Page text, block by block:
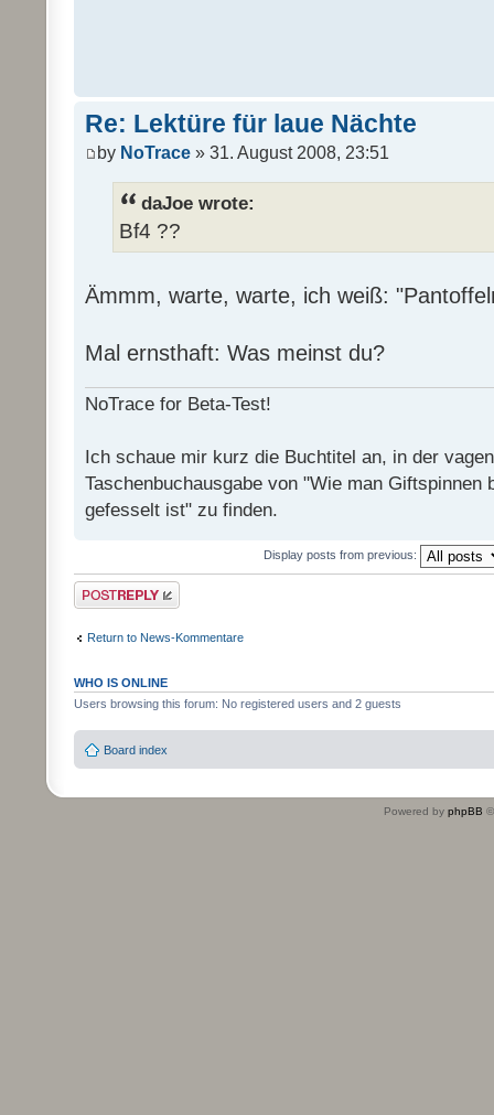
Re: Lektüre für laue Nächte
by NoTrace » 31. August 2008, 23:51
daJoe wrote:
Bf4 ??
Ämmm, warte, warte, ich weiß:
Mal ernsthaft: Was meinst du?
NoTrace for Beta-Test!
Ich schaue mir kurz die Buchtitel an, in der
Taschenbuchausgabe von "Wie man Giftspinnen
gefesselt ist" zu finden.
Display posts from previous:
Post a reply
Return to News-Kommentare
WHO IS ONLINE
Users browsing this forum: No registered users and 2 guests
Board index
Powered by phpBB